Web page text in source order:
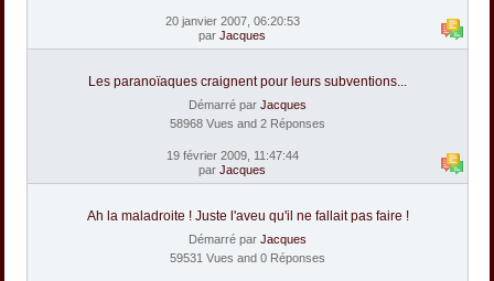
20 janvier 2007, 06:20:53
par Jacques
Les paranoïaques craignent pour leurs subventions...
Démarré par Jacques
58968 Vues and 2 Réponses
19 février 2009, 11:47:44
par Jacques
Ah la maladroite ! Juste l'aveu qu'il ne fallait pas faire !
Démarré par Jacques
59531 Vues and 0 Réponses